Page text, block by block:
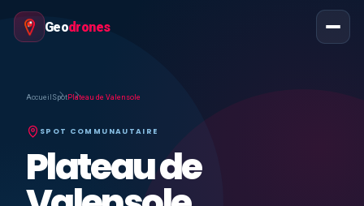
Geodrones
Accueil SpotPlateau de Valensole
SPOT COMMUNAUTAIRE
Plateau de